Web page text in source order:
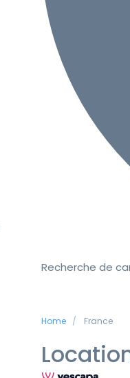
Recherche de
Home France